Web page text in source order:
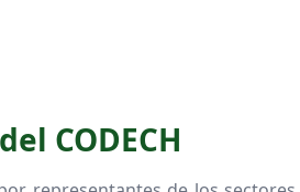
CODECH